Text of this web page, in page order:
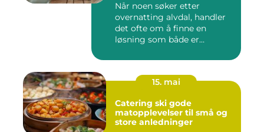
Når noen søker etter
overnatting alvdal, handler
det ofte om å finne en
løsning som både er
15. mai
Catering ski gode
matopplevelser til små og
store anledninger